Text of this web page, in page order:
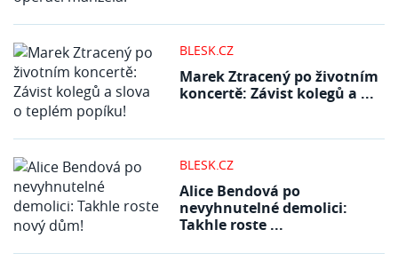
BLESK.CZ
Marek Ztracený po životním
koncertě: Závist kolegů a ...
BLESK.CZ
Alice Bendová po
nevyhnutelné demolici:
Takhle roste ...